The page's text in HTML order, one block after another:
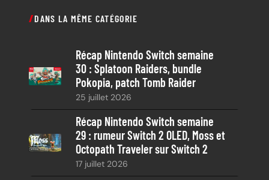
h
c
h
DANS LA MÊME CATÉGORIE
Récap Nintendo Switch semaine
30 : Splatoon Raiders, bundle
Pokopia, patch Tomb Raider
25 juillet 2026
Récap Nintendo Switch semaine
29 : rumeur Switch 2 OLED, Moss et
Octopath Traveler sur Switch 2
17 juillet 2026